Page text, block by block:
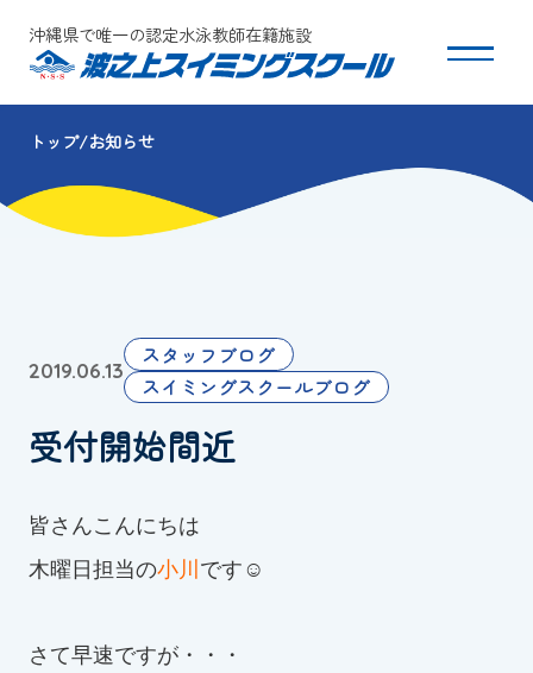
沖縄県で唯一の認定水泳教師在籍施設
スクールについて
コース・クラス紹介
団体会員募集
保護者の方へ
採用情報
お知らせ
カレンダー
トップ お知らせ
2019.06.13
スタッフブログ
スイミングスクールブログ
受付開始間近
皆さんこんにちは
木曜日担当の小川 です☺
さて早速ですが・・・